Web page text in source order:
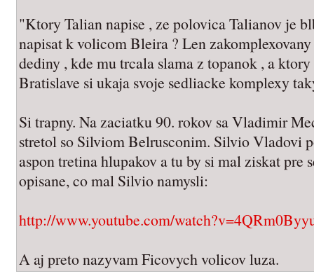
"Ktory Talian napise , ze polovica Talianov je
napisat k volicom Bleira ? Len
dediny , kde mu trcala slama z topanok , a
Bratislave si ukaja svoje sedliacke komplexy
Si trapny. Na zaciatku 90. rokov sa Vladimir
stretol so Silviom Belrusconim. Silvio Vladovi
aspon tretina hlupakov a tu by si mal ziskat pre
opisane, co mal Silvio namysli:
http://www.youtube.com/
A aj preto nazyvam Ficovych volicov luza.